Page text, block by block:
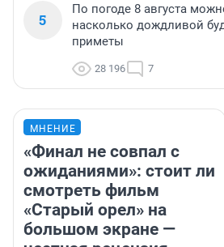
5
По погоде 8 августа
насколько дождливой
приметы
28 196 7
МНЕНИЕ
«Финал не совпал с
ожиданиями»: стоит ли
смотреть фильм
«Старый орел» на
большом экране —